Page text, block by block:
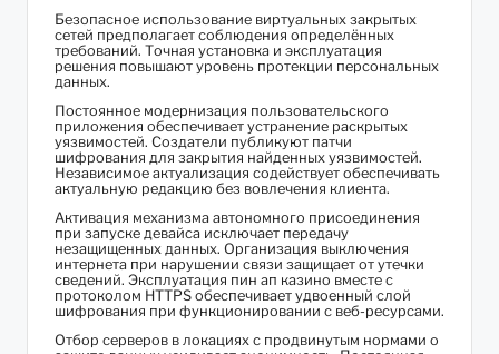
Безопасное использование виртуальных закрытых
сетей предполагает соблюдения определённых
требований. Точная установка и эксплуатация
решения повышают уровень протекции персональных
данных.
Постоянное модернизация пользовательского
приложения обеспечивает устранение раскрытых
уязвимостей. Создатели публикуют патчи
шифрования для закрытия найденных уязвимостей.
Независимое актуализация содействует обеспечивать
актуальную редакцию без вовлечения клиента.
Активация механизма автономного присоединения
при запуске девайса исключает передачу
незащищенных данных. Организация выключения
интернета при нарушении связи защищает от утечки
сведений. Эксплуатация пин ап казино вместе с
протоколом HTTPS обеспечивает удвоенный слой
шифрования при функционировании с веб-ресурсами.
Отбор серверов в локациях с продвинутым нормами о